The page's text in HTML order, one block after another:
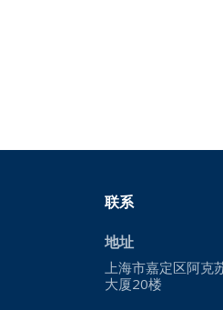
联系
地址
上海市嘉定区阿克
大厦20楼